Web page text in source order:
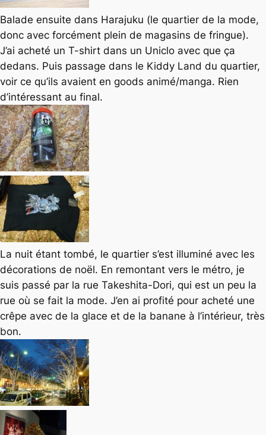
Balade ensuite dans Harajuku (le quartier de la mode,
donc avec forcément plein de magasins de fringue).
J’ai acheté un T-shirt dans un Uniclo avec que ça
dedans. Puis passage dans le Kiddy Land du quartier,
voir ce qu’ils avaient en goods animé/manga. Rien
d’intéressant au final.
La nuit étant tombé, le quartier s’est illuminé avec les
décorations de noël. En remontant vers le métro, je
suis passé par la rue Takeshita-Dori, qui est un peu la
rue où se fait la mode. J’en ai profité pour acheté une
crêpe avec de la glace et de la banane à l’intérieur, très
bon.